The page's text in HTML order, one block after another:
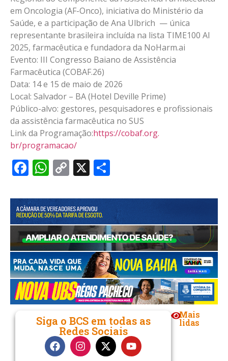
em Oncologia (AF-Onco), iniciativa do Ministério da
Saúde, e a participação de Ana Ulbrich — única
representante brasileira incluída na lista TIME100 AI
2025, farmacêutica e fundadora da NoHarm.ai
Evento: III Congresso Baiano de Assistência
Farmacêutica (COBAF.26)
Data: 14 e 15 de maio de 2026
Local: Salvador – BA (Hotel Deville Prime)
Público-alvo: gestores, pesquisadores e profissionais
da assistência farmacêutica no SUS
Link da Programação:https://cobaf.org.
br/programacao/
Facebook
WhatsApp
Copy
X
Siga o BCS em todas as
Redes Sociais
Mais
lidas